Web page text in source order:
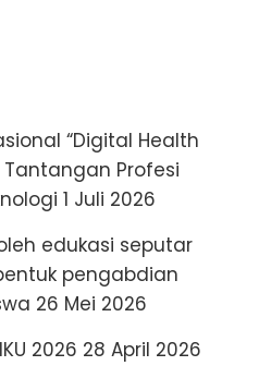
“Digital Health
Tantangan Profesi
1 Juli 2026
edukasi seputar
pengabdian
26 Mei 2026
2026 28 April 2026